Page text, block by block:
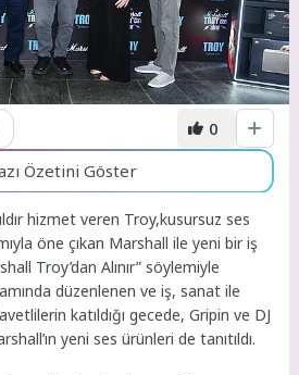
0
Özetini Göster
hizmet veren Troy,kusursuz ses
öne çıkan Marshall ile yeni bir iş
Troy’dan Alınır” söylemiyle
düzenlenen ve iş, sanat ile
katıldığı gecede, Gripin ve DJ
yeni ses ürünleri de tanıtıldı.